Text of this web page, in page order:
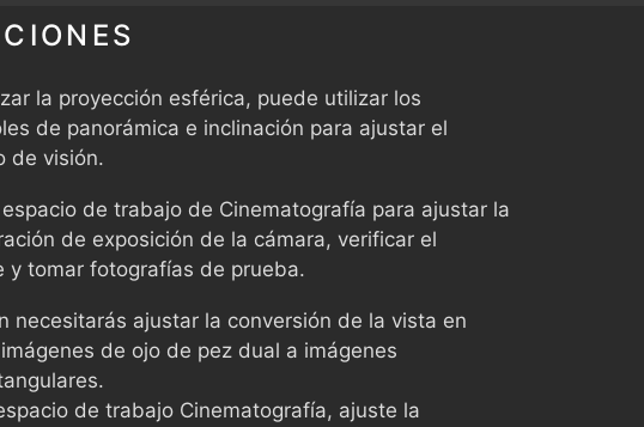
la proyección esférica, puede utilizar los
de panorámica e inclinación para ajustar el
de visión.
de trabajo de Cinematografía para ajustar la
de exposición de la cámara, verificar el
y tomar fotografías de prueba.
necesitarás ajustar la conversión de la vista en
de ojo de pez dual a imágenes
de trabajo Cinematografía, ajuste la